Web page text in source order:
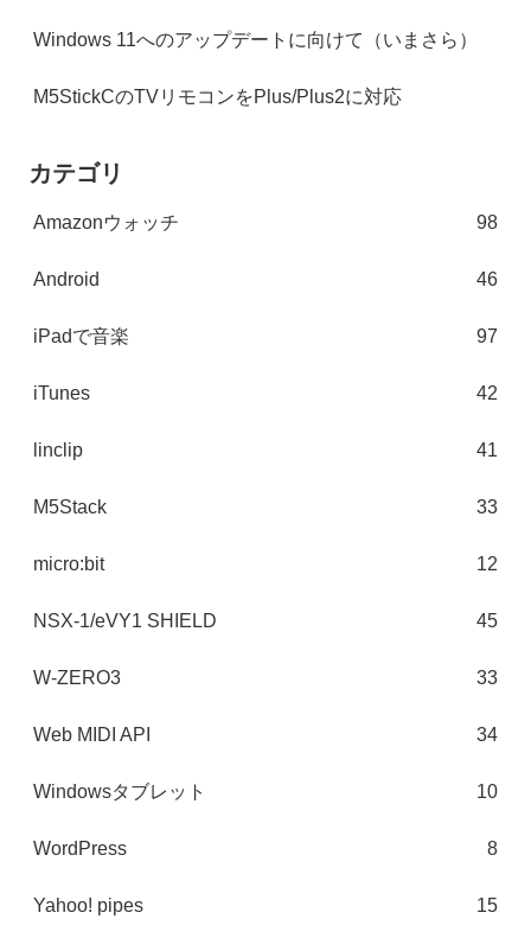
Windows 11へのアップデートに向けて（いまさら）
M5StickCのTVリモコンをPlus/Plus2に対応
カテゴリ
Amazonウォッチ 98
Android 46
iPadで音楽 97
iTunes 42
linclip 41
M5Stack 33
micro:bit 12
NSX-1/eVY1 SHIELD 45
W-ZERO3 33
Web MIDI API 34
Windowsタブレット 10
WordPress 8
Yahoo! pipes 15